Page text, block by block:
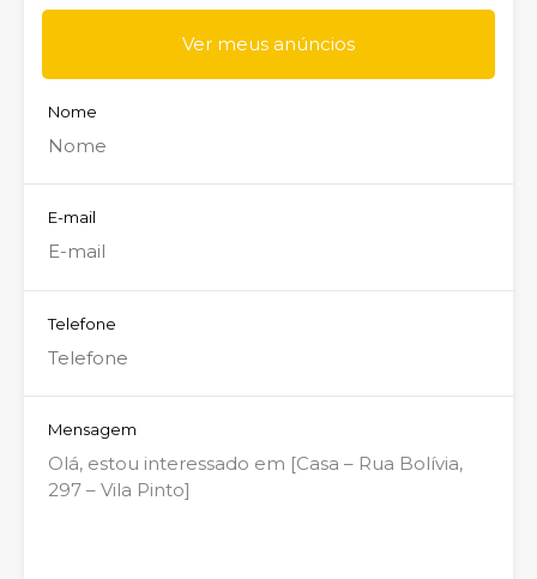
Ver meus anúncios
Nome
E-mail
Telefone
Mensagem